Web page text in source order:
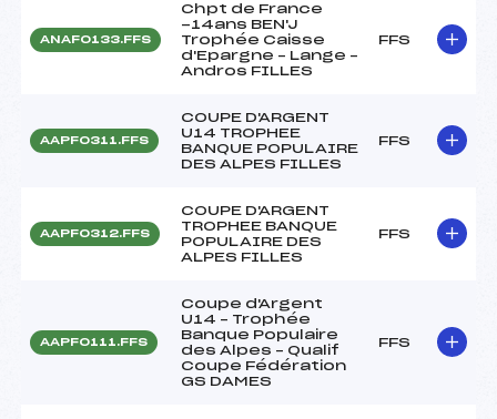
ANAF0133.FFS
Chpt de France
-14ans BEN'J
Trophée Caisse
d'Epargne – Lange –
Andros FILLES
FFS
AAPF0311.FFS
COUPE D'ARGENT
U14 TROPHEE
BANQUE POPULAIRE
DES ALPES FILLES
FFS
AAPF0312.FFS
COUPE D'ARGENT
TROPHEE BANQUE
POPULAIRE DES
ALPES FILLES
FFS
AAPF0111.FFS
Coupe d'Argent
U14 – Trophée
Banque Populaire
des Alpes – Qualif
Coupe Fédération
GS DAMES
FFS